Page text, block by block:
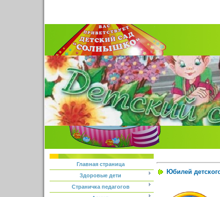
Главная страница
Здоровые дети
Страничка педагогов
Юбилей